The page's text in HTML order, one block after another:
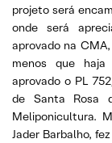
projeto será
onde será
aprovado na
menos que haja
aprovado o PL
de Santa Rosa
Meliponicultura.
Jader Barbalho,